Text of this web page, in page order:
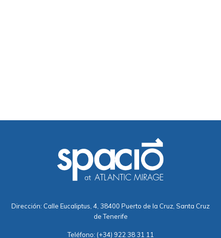
Dirección: Calle Eucaliptus, 4, 38400 Puerto de la Cruz, Santa Cruz
de Tenerife
Teléfono: (+34) 922 38 31 11